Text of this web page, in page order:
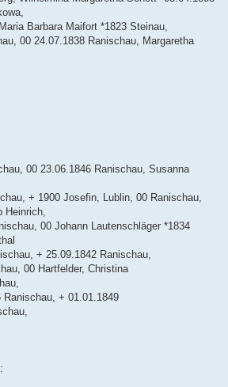
Barbara Maifort *1823 Steinau,
00 24.07.1838 Ranischau, Margaretha
00 23.06.1846 Ranischau, Susanna
+ 1900 Josefin, Lublin, 00 Ranischau,
Heinrich,
00 Johann Lautenschläger *1834
+ 25.09.1842 Ranischau,
00 Hartfelder, Christina
+ 01.01.1849